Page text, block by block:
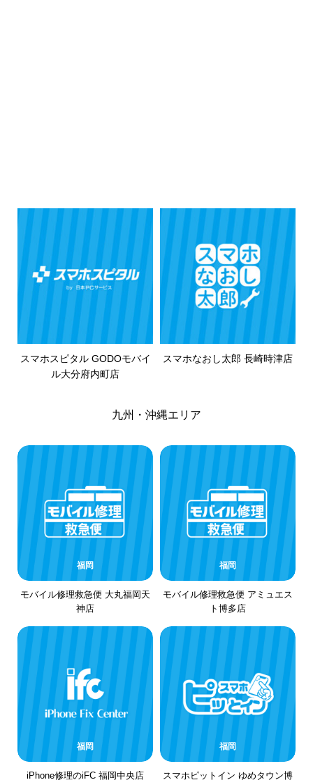
スマホスピタル GODOモバイ
ル大分府内町店
スマホなおし太郎 長崎時津店
九州・沖縄エリア
福岡
モバイル修理救急便 大丸福岡天
神店
福岡
モバイル修理救急便 アミュエス
ト博多店
福岡
iPhone修理のiFC 福岡中央店
福岡
スマホピットイン ゆめタウン博